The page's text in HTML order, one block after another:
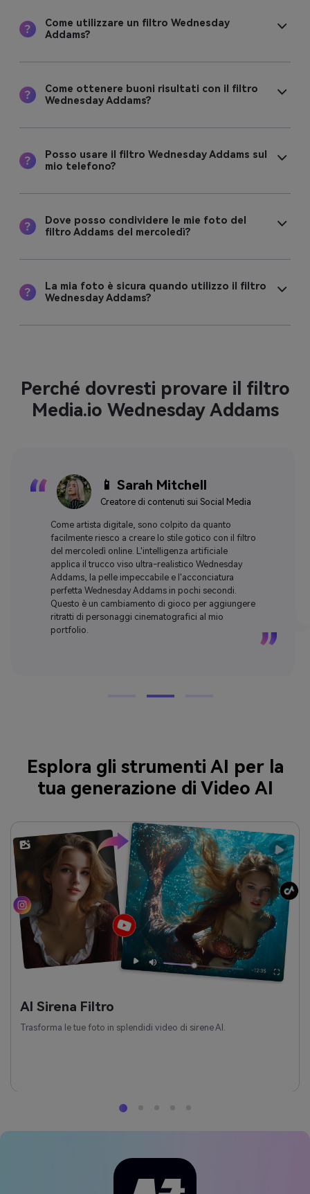
Come utilizzare un filtro Wednesday
Addams?
Come ottenere buoni risultati con il filtro
Wednesday Addams?
Posso usare il filtro Wednesday Addams sul
mio telefono?
Dove posso condividere le mie foto del
filtro Addams del mercoledì?
La mia foto è sicura quando utilizzo il filtro
Wednesday Addams?
📱 Sarah Mitchell
Creatore di contenuti sui Social Media
Come artista digitale, sono colpito da quanto
facilmente riesco a creare lo stile gotico con il filtro
del mercoledì online. L'intelligenza artificiale
applica il trucco viso ultra-realistico Wednesday
Addams, la pelle impeccabile e l'acconciatura
perfetta Wednesday Addams in pochi secondi.
Questo è un cambiamento di gioco per aggiungere
ritratti di personaggi cinematografici al mio
portfolio.
Perché dovresti provare il filtro
Media.io Wednesday Addams
Esplora gli strumenti AI per la
tua generazione di Video AI
AI Sirena Filtro
Trasforma le tue foto in splendidi video di sirene AI.